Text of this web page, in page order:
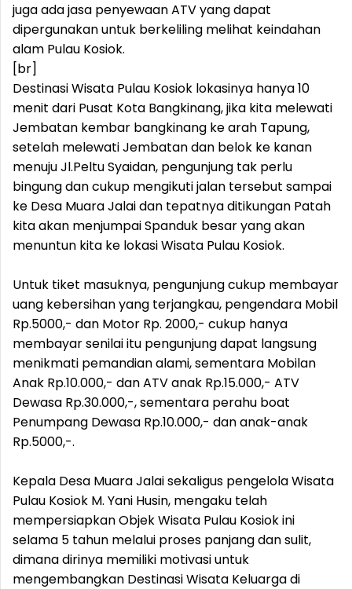
juga ada jasa penyewaan ATV yang dapat
dipergunakan untuk berkeliling melihat keindahan
alam Pulau Kosiok.
[br]
Destinasi Wisata Pulau Kosiok lokasinya hanya 10
menit dari Pusat Kota Bangkinang, jika kita melewati
Jembatan kembar bangkinang ke arah Tapung,
setelah melewati Jembatan dan belok ke kanan
menuju Jl.Peltu Syaidan, pengunjung tak perlu
bingung dan cukup mengikuti jalan tersebut sampai
ke Desa Muara Jalai dan tepatnya ditikungan Patah
kita akan menjumpai Spanduk besar yang akan
menuntun kita ke lokasi Wisata Pulau Kosiok.
Untuk tiket masuknya, pengunjung cukup membayar
uang kebersihan yang terjangkau, pengendara Mobil
Rp.5000,- dan Motor Rp. 2000,- cukup hanya
membayar senilai itu pengunjung dapat langsung
menikmati pemandian alami, sementara Mobilan
Anak Rp.10.000,- dan ATV anak Rp.15.000,- ATV
Dewasa Rp.30.000,-, sementara perahu boat
Penumpang Dewasa Rp.10.000,- dan anak-anak
Rp.5000,-.
Kepala Desa Muara Jalai sekaligus pengelola Wisata
Pulau Kosiok M. Yani Husin, mengaku telah
mempersiapkan Objek Wisata Pulau Kosiok ini
selama 5 tahun melalui proses panjang dan sulit,
dimana dirinya memiliki motivasi untuk
mengembangkan Destinasi Wisata Keluarga di